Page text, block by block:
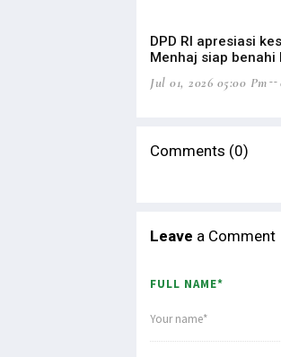
DPD RI apresiasi
Menhaj siap benahi
Jul 01, 2026 05:00 Pm
Comments (0)
Leave a Comment
FULL NAME*